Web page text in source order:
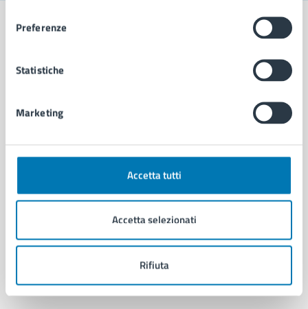
Preferenze
Statistiche
Marketing
Accetta tutti
Accetta selezionati
Rifiuta
Comune di Napoli
AMMINISTRAZIONE
Organi di governo
Enti e fondazioni
Personale amministrativo
Intranet, posta aziendale e protocollo